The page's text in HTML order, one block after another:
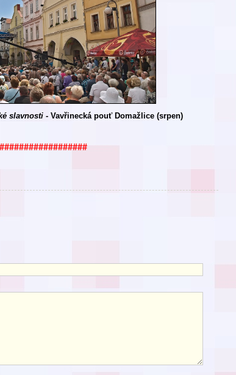
slavnosti - Vavřinecká pouť Domažlice (srpen)